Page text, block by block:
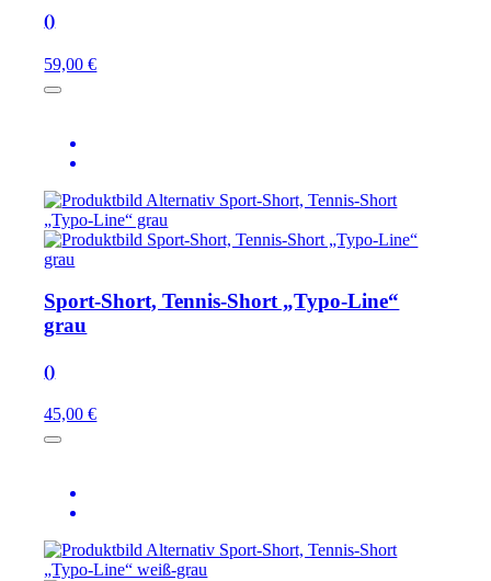
()
59,00 €
Sport-Short, Tennis-Short „Typo-Line“
grau
()
45,00 €